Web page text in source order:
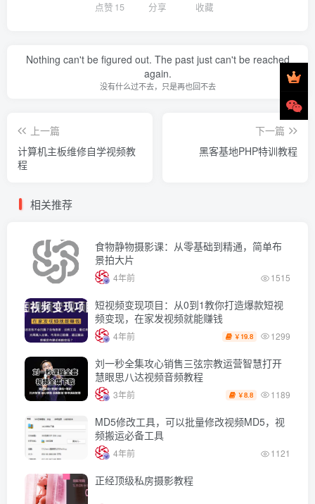
点赞 15 分享 收藏
Nothing can't be figured out. The past just can't be reached
again.
没有什么过不去，只是再也回不去
上一篇
计算机主板维修自学视频教
程
下一篇
黑客基地PHP特训教程
相关推荐
食物静物摄影课：从零基础到精通，简单布
景拍大片
4年前 1515
短视频变现项目：从0到1教你打造爆款短视
频变现，在家发视频就能赚钱
4年前 ￥ 19.8 1299
刘一秒全集攻心销售三弦宗教运营智慧打开
慧眼思八达视频音频教程
3年前 ￥8.8 1189
MD5修改工具，可以批量修改视频MD5，视
频搬运必备工具
4年前 1121
正经顶级私房摄影教程